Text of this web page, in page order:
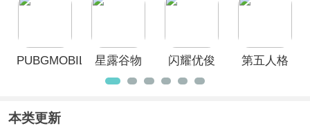
PUBGMOBILE
星露谷物
语官方版
闪耀优俊
少女(赛马
第五人格
本类更新